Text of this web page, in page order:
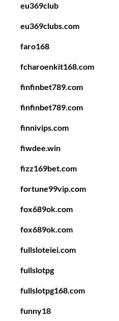
eu369club
eu369clubs.com
faro168
fcharoenkit168.com
finfinbet789.com
finfinbet789.com
finnivips.com
fiwdee.win
fizz169bet.com
fortune99vip.com
fox689ok.com
fox689ok.com
fullsloteiei.com
fullslotpg
fullslotpg168.com
funny18